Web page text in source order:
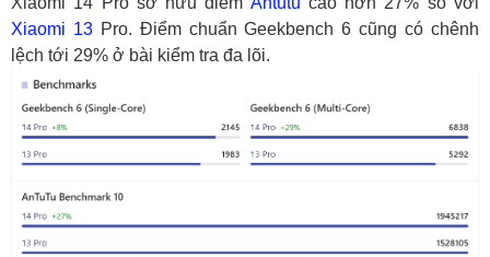
Xiaomi 13Pro. Điểm chuẩn Geekbench 6 cũng có chênh
lệch tới 29% ở bài kiểm tra đa lõi.